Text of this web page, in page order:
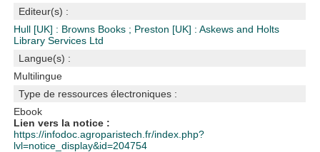
Editeur(s) :
Hull [UK] : Browns Books ; Preston [UK] : Askews and Holts
Library Services Ltd
Langue(s) :
Multilingue
Type de ressources électroniques :
Ebook
Lien vers la notice :
https://infodoc.agroparistech.fr/index.php?
lvl=notice_display&id=204754